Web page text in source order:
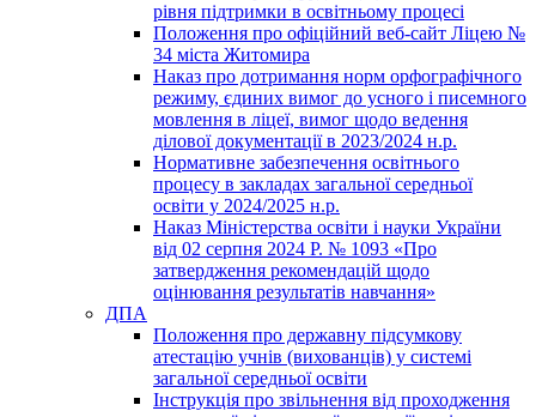
рівня підтримки в освітньому процесі
Положення про офіційний веб-сайт Ліцею №
34 міста Житомира
Наказ про дотримання норм орфографічного
режиму, єдиних вимог до усного і писемного
мовлення в ліцеї, вимог щодо ведення
ділової документації в 2023/2024 н.р.
Нормативне забезпечення освітнього
процесу в закладах загальної середньої
освіти у 2024/2025 н.р.
Наказ Міністерства освіти і науки України
від 02 серпня 2024 Р. № 1093 «Про
затвердження рекомендацій щодо
оцінювання результатів навчання»
ДПА
Положення про державну підсумкову
атестацію учнів (вихованців) у системі
загальної середньої освіти
Інструкція про звільнення від проходження